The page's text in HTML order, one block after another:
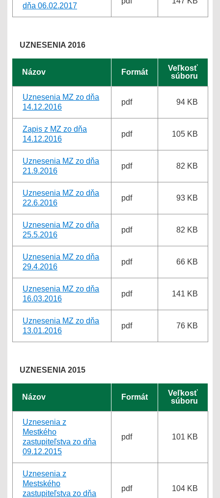
dňa 06.02.2017
UZNESENIA 2016
Názov Formát
Veľkosť
súboru
Uznesenia MZ zo dňa
14.12.2016
pdf 94 KB
Zapis z MZ zo dňa
14.12.2016
pdf 105 KB
Uznesenia MZ zo dňa
21.9.2016
pdf 82 KB
Uznesenia MZ zo dňa
22.6.2016
pdf 93 KB
Uznesenia MZ zo dňa
25.5.2016
pdf 82 KB
Uznesenia MZ zo dňa
29.4.2016
pdf 66 KB
Uznesenia MZ zo dňa
16.03.2016
pdf 141 KB
Uznesenia MZ zo dňa
13.01.2016
pdf 76 KB
UZNESENIA 2015
Názov Formát
Veľkosť
súboru
Uznesenia z
Mestkého
zastupiteľstva zo dňa
09.12.2015
pdf 101 KB
Uznesenia z
Mestského
zastupiteľstva zo dňa
pdf 104 KB